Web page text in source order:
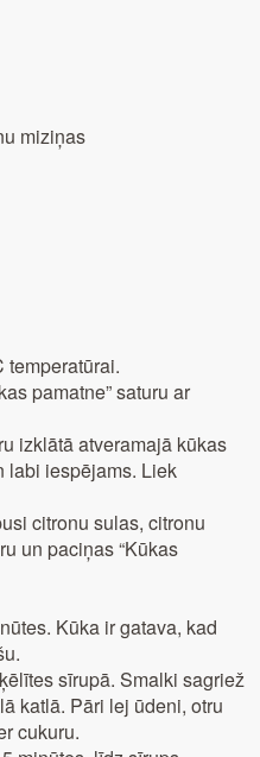
miziņas
temperatūrai.
pamatne” saturu ar
izklātā atveramajā kūkas
labi iespējams. Liek
citronu sulas, citronu
un paciņas “Kūkas
Kūka ir gatava, kad
sīrupā. Smalki sagriež
katlā. Pāri lej ūdeni, otru
cukuru.